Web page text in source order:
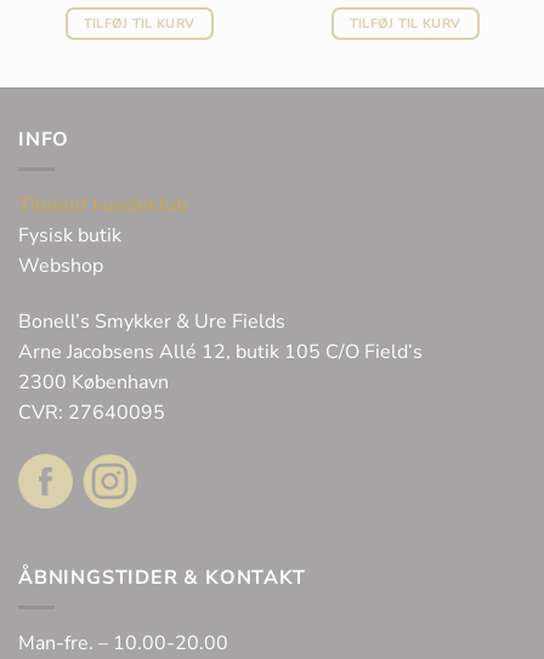
TILFØJ TIL KURV TILFØJ TIL KURV
INFO
Tilmeld kundeklub
Fysisk butik
Webshop
Bonell’s Smykker & Ure Fields
Arne Jacobsens Allé 12, butik 105 C/O Field’s
2300 København
CVR: 27640095
ÅBNINGSTIDER & KONTAKT
Man-fre. – 10.00-20.00